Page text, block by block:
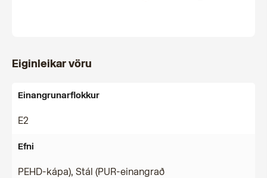
Eiginleikar vöru
Einangrunarflokkur
E2
Efni
PEHD-kápa), Stál (PUR-einangrað